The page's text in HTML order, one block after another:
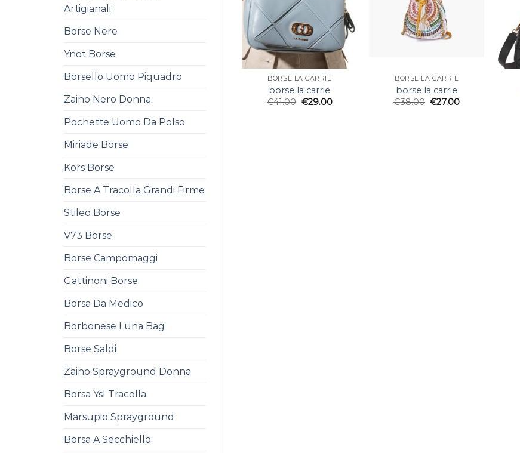
Artigianali
Borse Nere
Ynot Borse
Borsello Uomo Piquadro
Zaino Nero Donna
Pochette Uomo Da Polso
Miriade Borse
Kors Borse
Borse A Tracolla Grandi Firme
Stileo Borse
V73 Borse
Borse Campomaggi
Gattinoni Borse
Borsa Da Medico
Borbonese Luna Bag
Borse Saldi
Zaino Sprayground Donna
Borsa Ysl Tracolla
Marsupio Sprayground
Borsa A Secchiello
BORSE LA CARRIE
borse la carrie
€41.00 €29.00
BORSE LA CARRIE
borse la carrie
€38.00 €27.00